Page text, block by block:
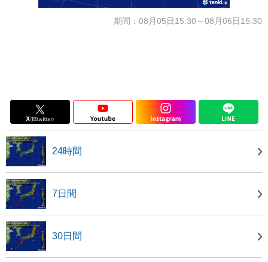
期間：08月05日15:30～08月06日15:30
24時間
7日間
30日間